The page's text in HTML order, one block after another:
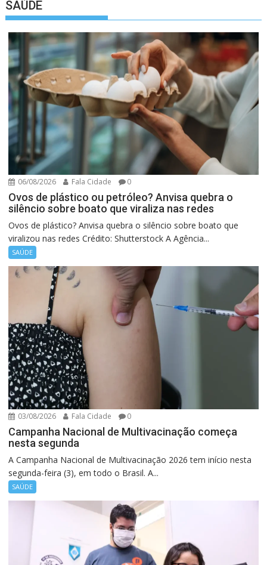
SAÚDE
06/08/2026 Fala Cidade 0
Ovos de plástico ou petróleo? Anvisa quebra o
silêncio sobre boato que viraliza nas redes
Ovos de plástico? Anvisa quebra o silêncio sobre boato que
viralizou nas redes Crédito: Shutterstock A Agência...
SAÚDE
03/08/2026 Fala Cidade 0
Campanha Nacional de Multivacinação começa
nesta segunda
A Campanha Nacional de Multivacinação 2026 tem início nesta
segunda-feira (3), em todo o Brasil. A...
SAÚDE